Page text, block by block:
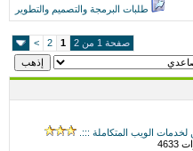
طلبات البرمجة والتصميم والتطوير
صفحة 1 من 2 1
2
>
الويب المتكاملة :::.